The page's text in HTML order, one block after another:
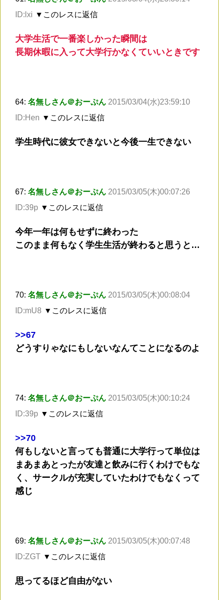
ID:lxi ▼このレスに返信
大学生活で一番楽しかった瞬間は
長期休暇に入って大学行かなくていいときです
64: 名無しさん＠おーぷん 2015/03/04(水)23:59:10
ID:Hen ▼このレスに返信
学生時代に彼女できないと今後一生できない
67: 名無しさん＠おーぷん 2015/03/05(木)00:07:26
ID:39p ▼このレスに返信
今年一年は何もせずに終わった
このまま何もなく学生生活が終わると思うと…
70: 名無しさん＠おーぷん 2015/03/05(木)00:08:04
ID:mU8 ▼このレスに返信
>>67
どうすりゃなにもしないなんてことになるのよ
74: 名無しさん＠おーぷん 2015/03/05(木)00:10:24
ID:39p ▼このレスに返信
>>70
何もしないと言っても普通に大学行って単位は
まあまあとったが友達と飲みに行くわけでもな
く、サークルが充実していたわけでもなくって
感じ
69: 名無しさん＠おーぷん 2015/03/05(木)00:07:48
ID:ZGT ▼このレスに返信
思ってるほど自由がない